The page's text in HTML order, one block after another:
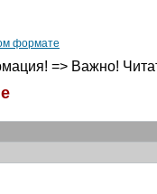
формате
=> Важно!